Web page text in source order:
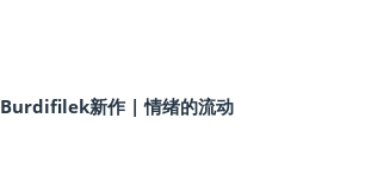
Burdifilek新作 | 情绪的流动